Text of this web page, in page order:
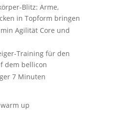
Blitz: Arme,
in Topform bringen
Agilität Core und
Training für den
dem bellicon
7 Minuten
up